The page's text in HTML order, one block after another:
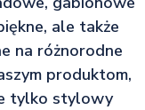
ale także
na różnorodne
produktom,
tylko stylowy